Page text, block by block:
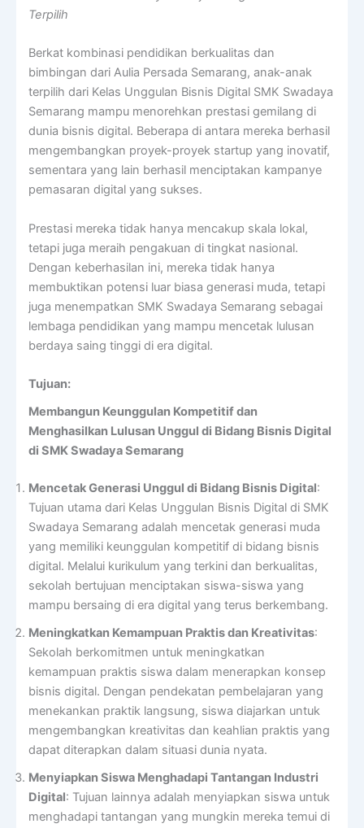
Terpilih
Berkat kombinasi pendidikan berkualitas dan
bimbingan dari Aulia Persada Semarang, anak-anak
terpilih dari Kelas Unggulan Bisnis Digital SMK Swadaya
Semarang mampu menorehkan prestasi gemilang di
dunia bisnis digital. Beberapa di antara mereka berhasil
mengembangkan proyek-proyek startup yang inovatif,
sementara yang lain berhasil menciptakan kampanye
pemasaran digital yang sukses.
Prestasi mereka tidak hanya mencakup skala lokal,
tetapi juga meraih pengakuan di tingkat nasional.
Dengan keberhasilan ini, mereka tidak hanya
membuktikan potensi luar biasa generasi muda, tetapi
juga menempatkan SMK Swadaya Semarang sebagai
lembaga pendidikan yang mampu mencetak lulusan
berdaya saing tinggi di era digital.
Tujuan:
Membangun Keunggulan Kompetitif dan
Menghasilkan Lulusan Unggul di Bidang Bisnis Digital
di SMK Swadaya Semarang
Mencetak Generasi Unggul di Bidang Bisnis Digital:
Tujuan utama dari Kelas Unggulan Bisnis Digital di SMK
Swadaya Semarang adalah mencetak generasi muda
yang memiliki keunggulan kompetitif di bidang bisnis
digital. Melalui kurikulum yang terkini dan berkualitas,
sekolah bertujuan menciptakan siswa-siswa yang
mampu bersaing di era digital yang terus berkembang.
Meningkatkan Kemampuan Praktis dan Kreativitas:
Sekolah berkomitmen untuk meningkatkan
kemampuan praktis siswa dalam menerapkan konsep
bisnis digital. Dengan pendekatan pembelajaran yang
menekankan praktik langsung, siswa diajarkan untuk
mengembangkan kreativitas dan keahlian praktis yang
dapat diterapkan dalam situasi dunia nyata.
Menyiapkan Siswa Menghadapi Tantangan Industri
Digital: Tujuan lainnya adalah menyiapkan siswa untuk
menghadapi tantangan yang mungkin mereka temui di